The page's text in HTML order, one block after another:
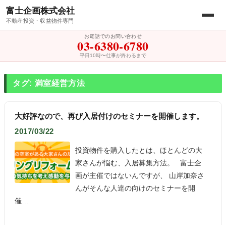
富士企画株式会社
不動産投資・収益物件専門
お電話でのお問い合わせ
03-6380-6780
平日10時〜仕事が終わるまで
タグ: 満室経営方法
大好評なので、再び入居付けのセミナーを開催します。
2017/03/22
投資物件を購入したとは、ほとんどの大
家さんが悩む、入居募集方法。 富士企
画が主催ではないんですが、 山岸加奈さ
んがそんな人達の向けのセミナーを開
催…